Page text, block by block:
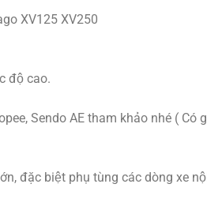
XV125 XV250
độ cao.
Sendo AE tham khảo nhé ( Có
đặc biệt phụ tùng các dòng xe